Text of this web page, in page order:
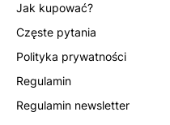
Jak kupować?
Częste pytania
Polityka prywatności
Regulamin
Regulamin newsletter